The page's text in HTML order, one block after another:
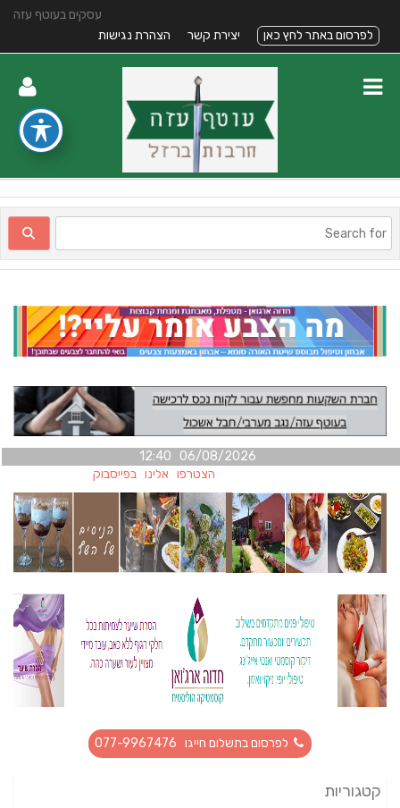
עסקים בעוטף עזה
לפרסום באתר לחץ כאן
יצירת קשר הצהרת נגישות
06/08/2026 12:40
הצטרפו אלינו בפייסבוק
לפרסום בתשלום חייגו 077-9967476
קטגוריות